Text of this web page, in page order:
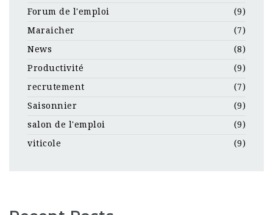
Forum de l'emploi
(9)
Maraicher
(7)
News
(8)
Productivité
(9)
recrutement
(7)
Saisonnier
(9)
salon de l'emploi
(9)
viticole
(9)